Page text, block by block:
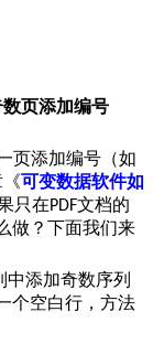
页添加编号
页添加编号（如
可变数据软件如
只在PDF文档的
？下面我们来
中添加奇数序列
个空白行，方法